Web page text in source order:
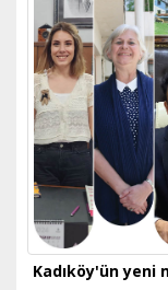
Kadıköy'ün yeni